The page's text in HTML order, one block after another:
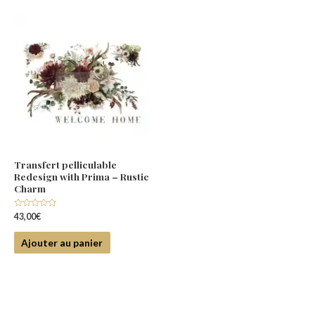
Transfert pelliculable
Redesign with Prima – Rustic
Charm
Note
0
sur
43,00€
Ajouter au panier